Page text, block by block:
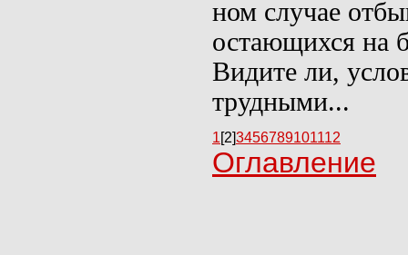
ном случае
остающихся на
Видите ли,
труд­ными...
1[2]3456789101112
Оглавление